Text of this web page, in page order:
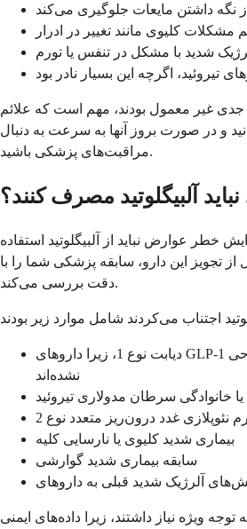
نگه داشتن مایعات جلوگیری می‌کند
مشکلات کلیوی مانند تغییر در ادرار
شدید با مشکل در تنفس یا تورم
تیروئید، اگرچه این بسیار نادر بود
غیر معمول بودند، مهم است که علائم
و در صورت بروز آنها به سرعت به دنبال
مراقبت‌های پزشکی باشید.
آلبیگلوتید مصرف کنند؟
خطر عوارض نباید از آلبیگلوتید استفاده
تجویز این دارو، سابقه پزشکی شما را با
دقت بررسی می‌کند.
دیابت نوع 1، زیرا داروهای GLP-1 برای این بیماری طراحی
نشده‌اند
خانوادگی سرطان مدولاری تیروئید
نئوپلازی غدد درون‌ریز متعدد نوع 2
بیماری شدید کلیوی یا نارسایی کلیه
سابقه بیماری شدید گوارشی
توجه ویژه نیاز داشتند، زیرا داده‌های ایمنی